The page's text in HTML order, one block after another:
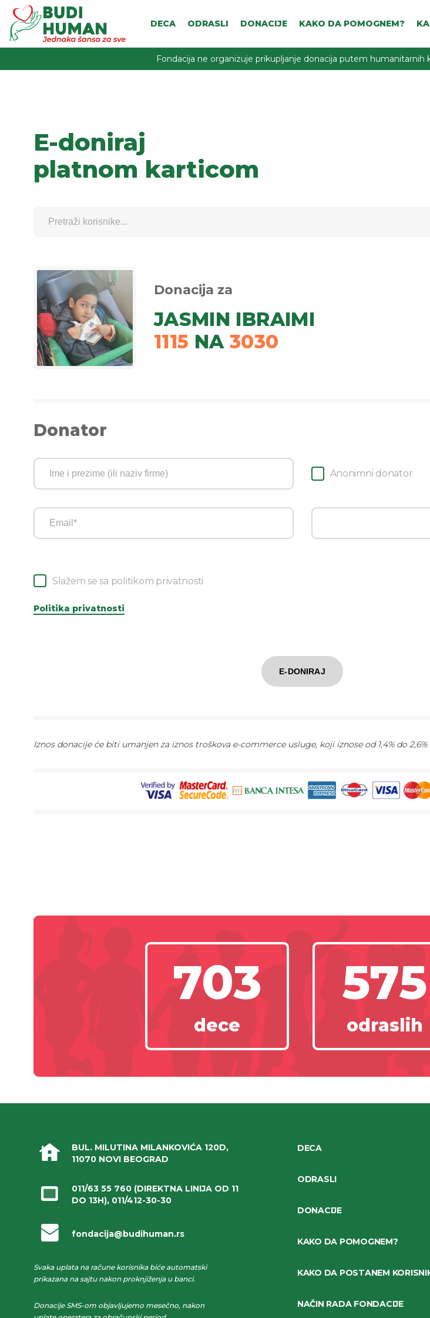
DECA ODRASLI DONACIJE KAKO DA POMOGNEM?
Fondacija ne organizuje prikupljanje donacija putem
E-doniraj
platnom karticom
Donacija za
JASMIN IBRAIMI
1115 NA 3030
Donator
Anonimni donator
Slažem se sa politikom privatnosti
Politika privatnosti
E-DONIRAJ
Iznos donacije će biti umanjen za iznos troškova e-commerce usluge, koji iznose od 1,4% do
703
dece
575
odraslih
BUL. MILUTINA MILANKOVIĆA 120D,
11070 NOVI BEOGRAD
011/63 55 760 (DIREKTNA LINIJA OD 11
DO 13H), 011/412-30-30
fondacija@budihuman.rs
Svaka uplata na račune korisnika biće automatski
prikazana na sajtu nakon proknjiženja u banci.
Donacije SMS-om objavljujemo mesečno, nakon
DECA
ODRASLI
DONACIJE
KAKO DA POMOGNEM?
KAKO DA POSTANEM
NAČIN RADA FONDACIJE